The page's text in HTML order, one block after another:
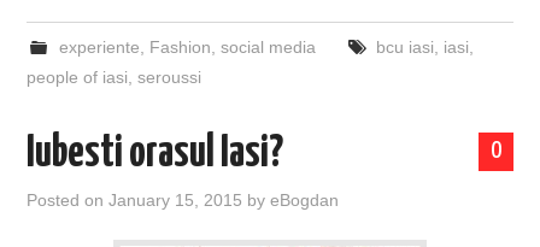
experiente Fashion social media bcu iasi iasi
people of iasi ,seroussi
0
Iubesti orasul Iasi?
Posted onJanuary 15, 2015 byeBogdan